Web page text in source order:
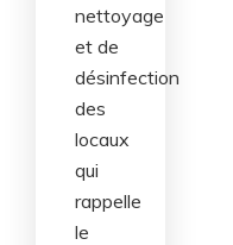
nettoyage
et de
désinfection
des
locaux
qui
rappelle
le